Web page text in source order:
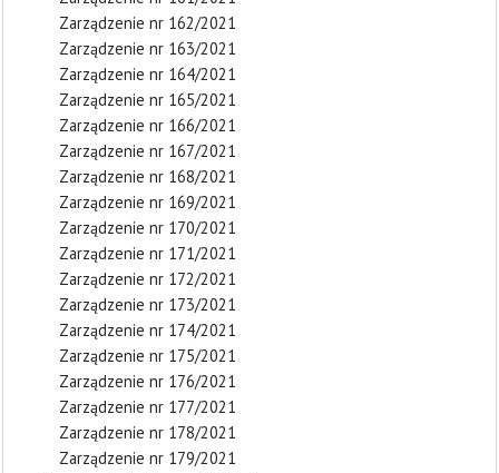
Zarządzenie nr 162/2021
Zarządzenie nr 163/2021
Zarządzenie nr 164/2021
Zarządzenie nr 165/2021
Zarządzenie nr 166/2021
Zarządzenie nr 167/2021
Zarządzenie nr 168/2021
Zarządzenie nr 169/2021
Zarządzenie nr 170/2021
Zarządzenie nr 171/2021
Zarządzenie nr 172/2021
Zarządzenie nr 173/2021
Zarządzenie nr 174/2021
Zarządzenie nr 175/2021
Zarządzenie nr 176/2021
Zarządzenie nr 177/2021
Zarządzenie nr 178/2021
Zarządzenie nr 179/2021